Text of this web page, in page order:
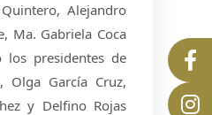
Alejandro
Ma. Gabriela Coca
los presidentes de
Olga García Cruz,
y Delfino Rojas